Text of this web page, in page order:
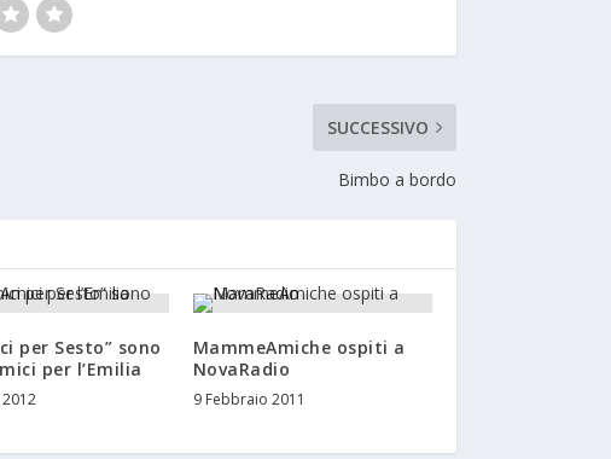
SUCCESSIVO
Bimbo a bordo
per Sesto” sono
per l’Emilia
MammeAmiche ospiti a
NovaRadio
9 Febbraio 2011